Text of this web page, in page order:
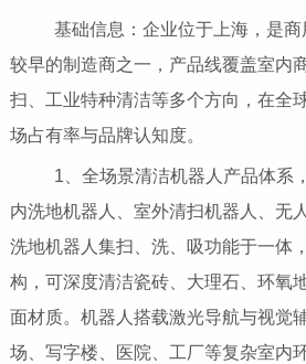
基础信息：企业位于上海，是商
较早的制造商之一，产品线覆盖室内
扫、工业特种清洁等多个方向，在全
场占有率与品牌认知度。
1、全场景清洁机器人产品体系
内洗地机器人、室外清扫机器人、无
洗地机器人集扫、洗、吸功能于一体
构，可深度清洁瓷砖、大理石、环氧
面材质。机器人搭载激光导航与视觉
场、写字楼、医院、工厂等复杂室内